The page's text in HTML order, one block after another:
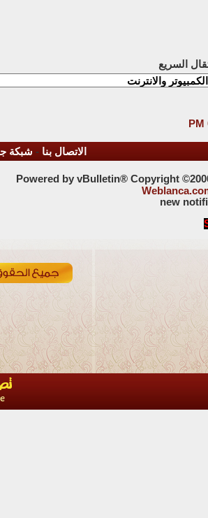
السريع
الاتصال بنا - شبكة
Powered by vBulletin® Copyright
new